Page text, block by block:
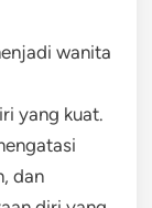
wanita
yang kuat.
dan